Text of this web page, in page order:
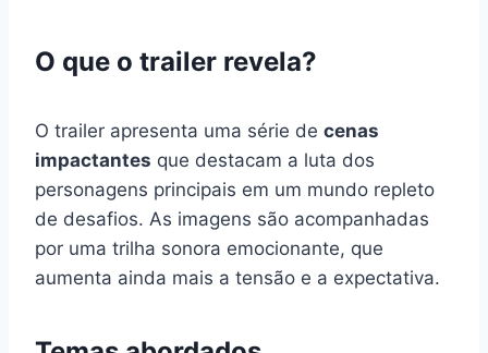
O que o trailer revela?
O trailer apresenta uma série de cenas
impactantes que destacam a luta dos
personagens principais em um mundo repleto
de desafios. As imagens são acompanhadas
por uma trilha sonora emocionante, que
aumenta ainda mais a tensão e a expectativa.